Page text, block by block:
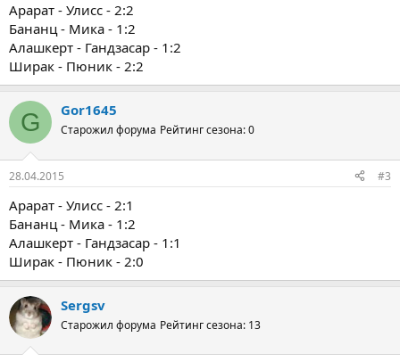
Арарат - Улисс - 2:2
Бананц - Мика - 1:2
Алашкерт - Гандзасар - 1:2
Ширак - Пюник - 2:2
G Gor1645
Старожил форума Рейтинг сезона: 0
28.04.2015 #3
Арарат - Улисс - 2:1
Бананц - Мика - 1:2
Алашкерт - Гандзасар - 1:1
Ширак - Пюник - 2:0
Sergsv
Старожил форума Рейтинг сезона: 13